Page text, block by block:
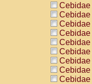
Cebidae
Cebidae
Cebidae
Cebidae
Cebidae
Cebidae
Cebidae
Cebidae
Cebidae